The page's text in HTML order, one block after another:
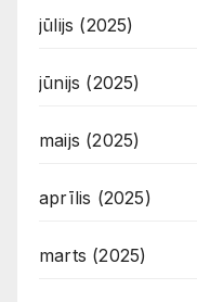
jūlijs (2025)
jūnijs (2025)
maijs (2025)
aprīlis (2025)
marts (2025)